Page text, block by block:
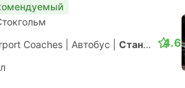
Coaches Автобус Стандарт с конд. 4.6